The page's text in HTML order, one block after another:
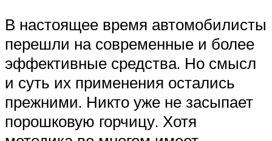
В настоящее время автомобилисты
перешли на современные и более
эффективные средства. Но смысл
и суть их применения остались
прежними. Никто уже не засыпает
порошковую горчицу. Хотя